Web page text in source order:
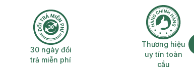
30 ngày đổi trả miễn phí
30 ngày đổi
trả miễn phí
Thương hiệu
uy tín toàn
cầu